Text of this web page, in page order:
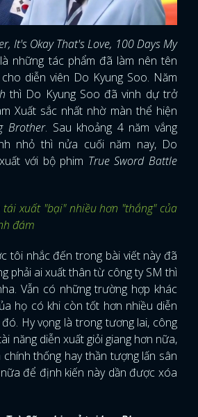
NHẬP
It's Okay That's Love, 100 Days My
là những tác phẩm đã làm nên tên
diễn viên Do Kyung Soo. Năm
thì Do Kyung Soo đã vinh dự trở
Xuất sắc nhất nhờ màn thể hiện
Brother. Sau khoảng 4 năm vắng
nhỏ thì nửa cuối năm nay, Do
với bộ phim True Sword Battle
tái xuất "bại" nhiều hơn "thắng" của
đám
tôi nhắc đến trong bài viết này đã
phải ai xuất thân từ công ty SM thì
Vẫn có những trường hợp khác
họ có khi còn tốt hơn nhiều diễn
Hy vọng là trong tương lai, công
năng diễn xuất giỏi giang hơn nữa,
thống hay thần tượng lấn sân
để định kiến này dần được xóa